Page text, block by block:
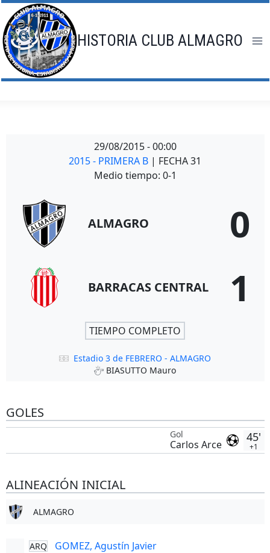
Saltar
al
contenido
HISTORIA CLUB ALMAGRO
29/08/2015 - 00:00
2015 - PRIMERA B | FECHA 31
Medio tiempo: 0-1
ALMAGRO 0
BARRACAS CENTRAL 1
TIEMPO COMPLETO
Estadio 3 de FEBRERO - ALMAGRO
BIASUTTO Mauro
GOLES
45'
+1
Gol
Carlos Arce
ALINEACIÓN INICIAL
ALMAGRO
ARQ GOMEZ, Agustín Javier